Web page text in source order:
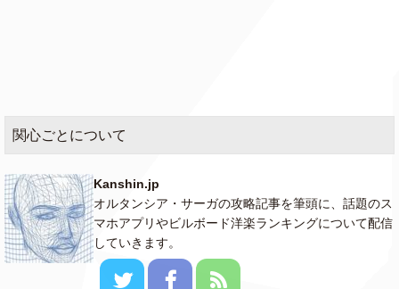
関心ごとについて
Kanshin.jp
オルタンシア・サーガの攻略記事を筆頭に、話題のス
マホアプリやビルボード洋楽ランキングについて配信
していきます。